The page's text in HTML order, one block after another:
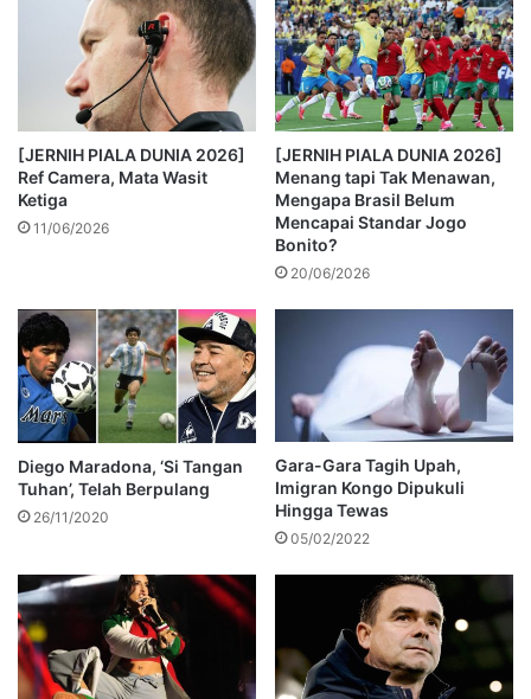
[JERNIH PIALA DUNIA 2026]
Ref Camera, Mata Wasit
Ketiga
11/06/2026
[JERNIH PIALA DUNIA 2026]
Menang tapi Tak Menawan,
Mengapa Brasil Belum
Mencapai Standar Jogo
Bonito?
20/06/2026
Diego Maradona, ‘Si Tangan
Tuhan’, Telah Berpulang
26/11/2020
Gara-Gara Tagih Upah,
Imigran Kongo Dipukuli
Hingga Tewas
05/02/2022